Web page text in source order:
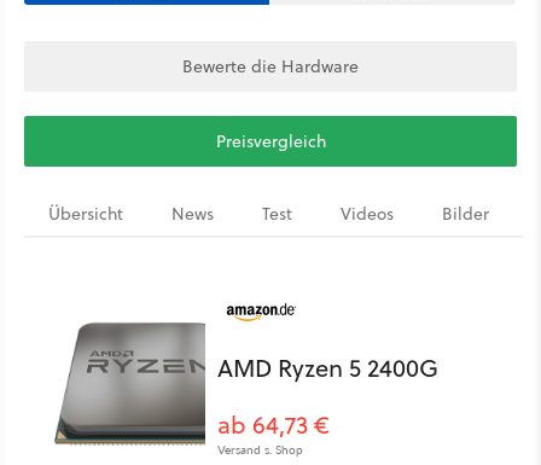
Bewerte die Hardware
Preisvergleich
Übersicht News Test Videos Bilder
AMD Ryzen 5 2400G
ab 64,73 €
Versand s. Shop